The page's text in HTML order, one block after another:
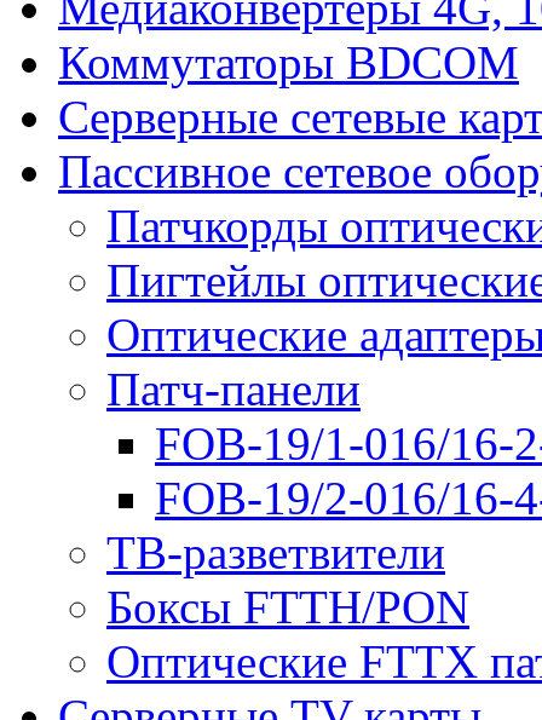
Коммутаторы BDCOM
Серверные сетевые
Пассивное сетевое
Патчкорды
Пигтейлы
Оптические
Патч-панели
FOB-19/1-016/16-
FOB-19/2-016/16-
ТВ-разветвители
Боксы FTTH/PON
Оптические FTTX